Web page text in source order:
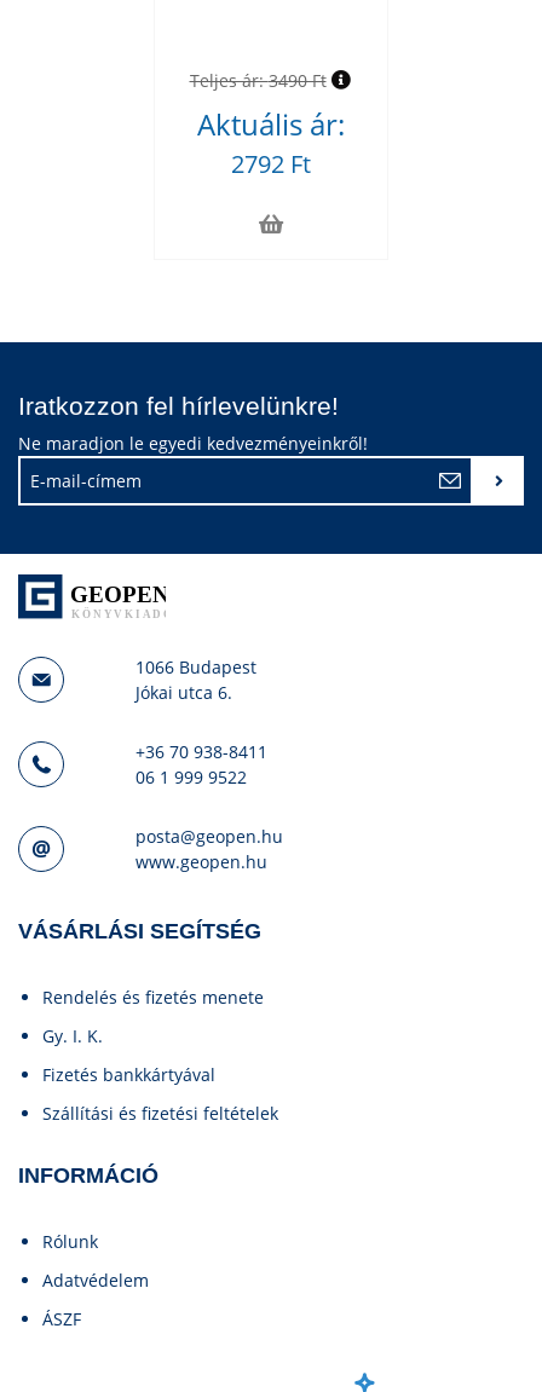
Teljes ár:3490 Ft
Aktuális ár:
2792 Ft
Iratkozzon fel hírlevelünkre!
Ne maradjon le egyedi kedvezményeinkről!
1066 Budapest
Jókai utca 6.
+36 70 938-8411
06 1 999 9522
posta@geopen.hu
www.geopen.hu
VÁSÁRLÁSI SEGÍTSÉG
Rendelés és fizetés menete
Gy. I. K.
Fizetés bankkártyával
Szállítási és fizetési feltételek
INFORMÁCIÓ
Rólunk
Adatvédelem
ÁSZF